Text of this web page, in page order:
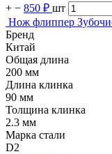
+ − 850 ₽ шт
Нож флиппер
Бренд
Китай
Общая длина
200 мм
Длина клинка
90 мм
Толщина клинка
2.3 мм
Марка стали
D2